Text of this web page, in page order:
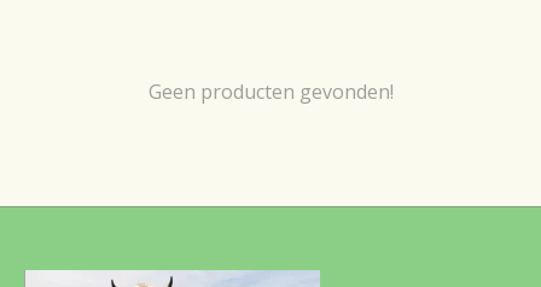
Geen producten gevonden!